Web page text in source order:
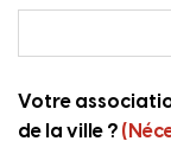
Votre
de la ville ?